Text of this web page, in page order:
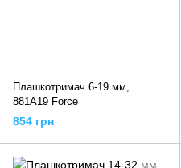
Плашкотримач 6-19 мм,
881A19 Force
854 грн